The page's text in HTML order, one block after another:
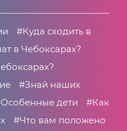
#Куда сходить в
в Чебоксарах?
#Знай наших
дети
#Как
#Что вам положено